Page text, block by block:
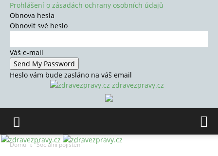
Prohlášení o zásadách ochrany osobních údajů
Obnova hesla
Obnovit své heslo
Váš e-mail
Heslo vám bude zasláno na váš email
zdravezpravy.cz
Domů Sociální pojištění